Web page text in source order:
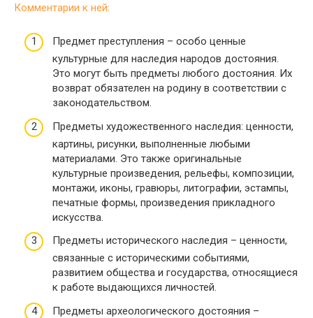
Комментарии к ней:
Предмет преступления – особо ценные
культурные для наследия народов достояния.
Это могут быть предметы любого достояния. Их
возврат обязателен на родину в соответствии с
законодательством.
Предметы художественного наследия: ценности,
картины, рисунки, выполненные любыми
материалами. Это также оригинальные
культурные произведения, рельефы, композиции,
монтажи, иконы, гравюры, литографии, эстампы,
печатные формы, произведения прикладного
искусства.
Предметы исторического наследия – ценности,
связанные с историческими событиями,
развитием общества и государства, относящиеся
к работе выдающихся личностей.
Предметы археологического достояния –